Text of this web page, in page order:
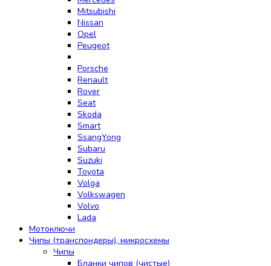
Mitsubishi
Nissan
Opel
Peugeot
Porsche
Renault
Rover
Seat
Skoda
Smart
SsangYong
Subaru
Suzuki
Toyota
Volga
Volkswagen
Volvo
Lada
Мотоключи
Чипы (транспондеры), микросхемы
Чипы
Бланки чипов (чистые)